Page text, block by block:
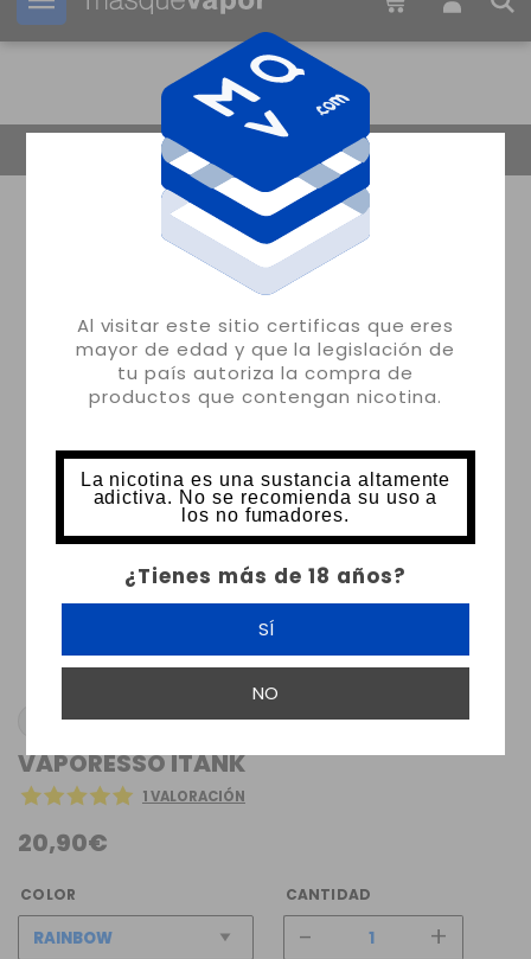
Al visitar este sitio certificas que eres
mayor de edad y que la legislación de
tu país autoriza la compra de
productos que contengan nicotina.
La nicotina es una sustancia altamente
adictiva. No se recomienda su uso a
los no fumadores.
¿Tienes más de 18 años?
SÍ
NO
Tu pedido puede ser enviado en 58m: 04s
VAPORESSO
VAPORESSO ITANK
1 VALORACIÓN
20,90€
COLOR CANTIDAD
- +